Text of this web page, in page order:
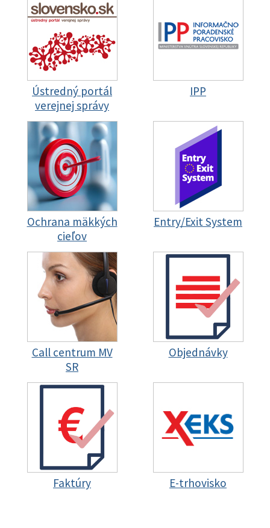
Ústredný portál
verejnej správy
IPP
Ochrana mäkkých
cieľov
Entry/Exit System
Call centrum MV
SR
Objednávky
Faktúry E-trhovisko